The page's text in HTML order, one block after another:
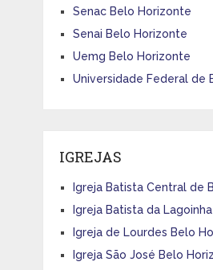
Senac Belo Horizonte
Senai Belo Horizonte
Uemg Belo Horizonte
Universidade Federal de
IGREJAS
Igreja Batista Central de
Igreja Batista da
Igreja de Lourdes Belo
Igreja São José Belo